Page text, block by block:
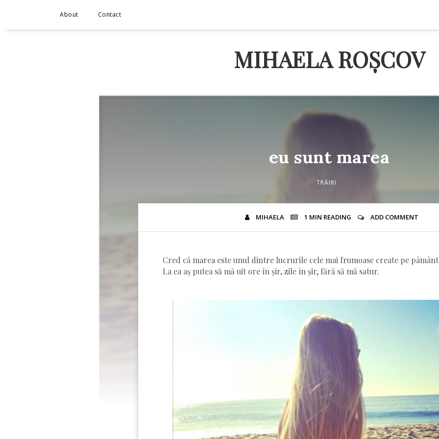
About Contact
MIHAELA ROȘCOV
eu sunt marea
TRĂIRI
MIHAELA 1 MIN READING ADD COMMENT
Cred că marea este unul dintre lucrurile cele mai frumoase create pe
La ea aș putea să mă uit ore în șir, zile în șir, fără să mă satur.